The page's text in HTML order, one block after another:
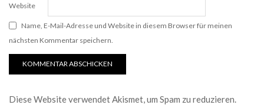
Website
Name, E-Mail-Adresse und Website in diesem Browser für meinen
nächsten Kommentar speichern.
Diese Website verwendet Akismet, um Spam zu reduzieren.